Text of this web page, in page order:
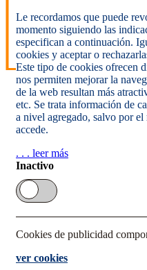
Le recordamos que puede
momento siguiendo las
especifican a continuación.
cookies y aceptar o
Este tipo de cookies ofrecen
nos permiten mejorar la
de la web resultan más
etc. Se trata información de
a nivel agregado, salvo por
accede.
. . . leer más
Inactivo
Cookies de publicidad
ver cookies